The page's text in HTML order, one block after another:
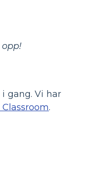
gang. Vi har
.